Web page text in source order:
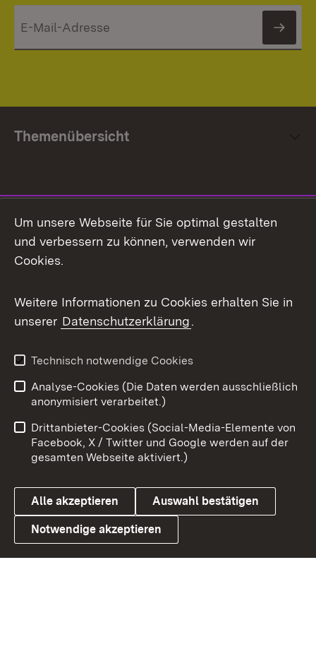
Themenübersicht
Facebook
X / Twitter
Youtube
Link zum Landesportal
Impressum
Kontakt
Barrierefreiheit
Datenschutz
Cookies
Um unsere Webseite für Sie optimal gestalten
und verbessern zu können, verwenden wir
Cookies.
Weitere Informationen zu Cookies erhalten Sie in
unserer Datenschutzerklärung.
Technisch notwendige Cookies
Analyse-Cookies (Die Daten werden ausschließlich
anonymisiert verarbeitet.)
Drittanbieter-Cookies (Social-Media-Elemente von
Facebook, X / Twitter und Google werden auf der
gesamten Webseite aktiviert.)
Alle akzeptieren Auswahl bestätigen
Notwendige akzeptieren